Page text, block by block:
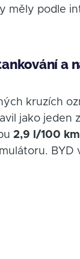
měly podle
a
kruzích
jako jeden
2,9 l/100 km